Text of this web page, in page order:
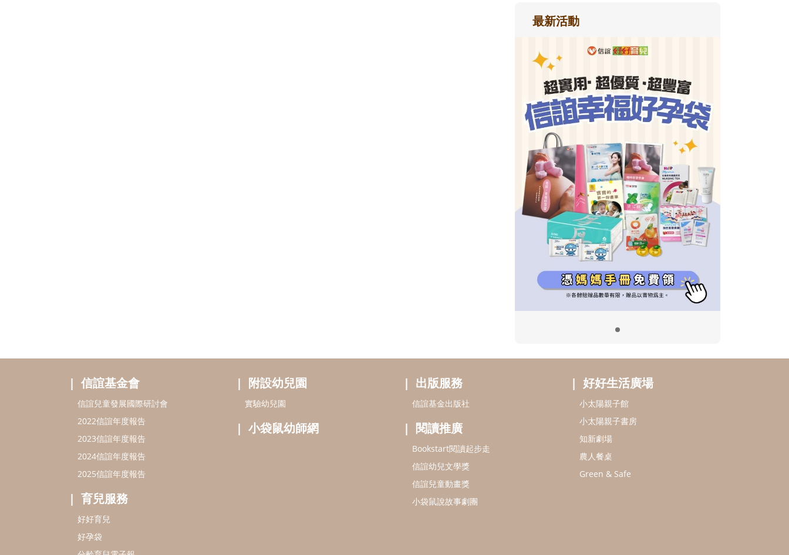
最新活動
信誼基金會
信誼兒童發展國際研討會
2022信誼年度報告
2023信誼年度報告
2024信誼年度報告
2025信誼年度報告
育兒服務
好好育兒
好孕袋
附設幼兒園
實驗幼兒園
小袋鼠幼師網
出版服務
信誼基金出版社
閱讀推廣
Bookstart閱讀起步走
信誼幼兒文學獎
信誼兒童動畫獎
小袋鼠說故事劇團
好好生活廣場
小太陽親子館
小太陽親子書房
知新劇場
農人餐桌
Green & Safe